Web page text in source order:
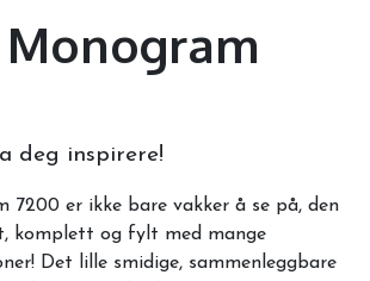
deg inspirere!
7200 er ikke bare vakker å se på, den
komplett og fylt med mange
Det lille smidige, sammenleggbare